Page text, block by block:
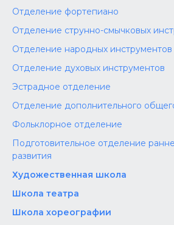
Отделение фортепиано
Отделение струнно-смычковых
Отделение народных инструментов
Отделение духовых инструментов
Эстрадное отделение
Отделение дополнительного
Фольклорное отделение
Подготовительное отделение
развития
Художественная школа
Школа‌‌‌‌ театра
Школа хореографии